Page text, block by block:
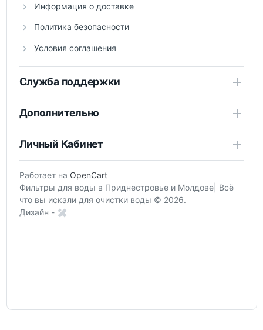
Информация о доставке
Политика безопасности
Условия соглашения
Служба поддержки
Дополнительно
Личный Кабинет
Работает на OpenCart
Фильтры для воды в Приднестровье и Молдове| Всё
что вы искали для очистки воды © 2026.
Дизайн -